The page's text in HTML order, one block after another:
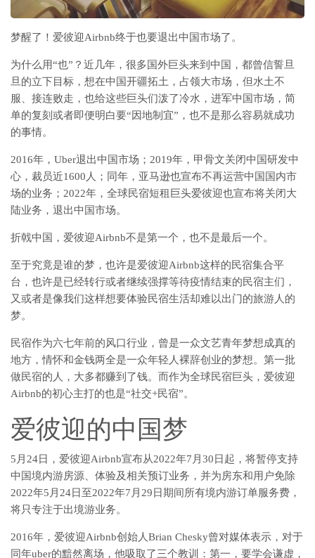
梦醒了！爱彼迎Airbnb终于也要退出中国市场了。
为什么用“也”？近几年，很多国外巨头来到中国，都曾信誓旦
旦的立下目标，想在中国开疆拓土，占领大市场，但水土不
服、接连败走，也给这些巨头们泼了冷水，进军中国市场，简
单的复刻或者即便明白要“因地制宜”，也不是那么容易就成功
的事情。
2016年，Uber退出中国市场；2019年，甲骨文关闭中国研发中
心，裁员近1600人；同年，亚马逊也宣布不再运营中国国内市
场的业务；2022年，全球民宿短租巨头爱彼迎也宣布将关闭大
陆业务，退出中国市场。
折戟中国，爱彼迎Airbnb不是第一个，也不是最后一个。
至于究竟是谁的梦，也许是爱彼迎Airbnb这样的民宿集合平
台，也许是已经转行或者继续强撑等待疫情结束的民宿主们，
又或者是像我们这样想要体验民宿生活却难以出门的旅游人的
梦。
民宿作为六七年前的风口行业，曾是一众文艺青年梦想成真的
地方，情怀和金钱两全是一众年轻人裸辞创业的梦想。第一批
做民宿的人，大多都赚到了钱。而作为全球民宿巨头，爱彼迎
Airbnb的初心主打的也是“社交+民宿”。
爱彼迎的中国梦
5月24日，爱彼迎Airbnb宣布从2022年7月30日起，将暂停支持
中国境内游房源、体验及相关预订业务，并为房东和用户免除
2022年5月24日至2022年7月29日期间所有境内游订单服务费，
将只专注于出境游业务。
2016年，爱彼迎Airbnb创始人Brian Chesky曾对媒体表示，对于
同年uber的黯然离场，他吸取了三个教训：第一，要学会谦虚，